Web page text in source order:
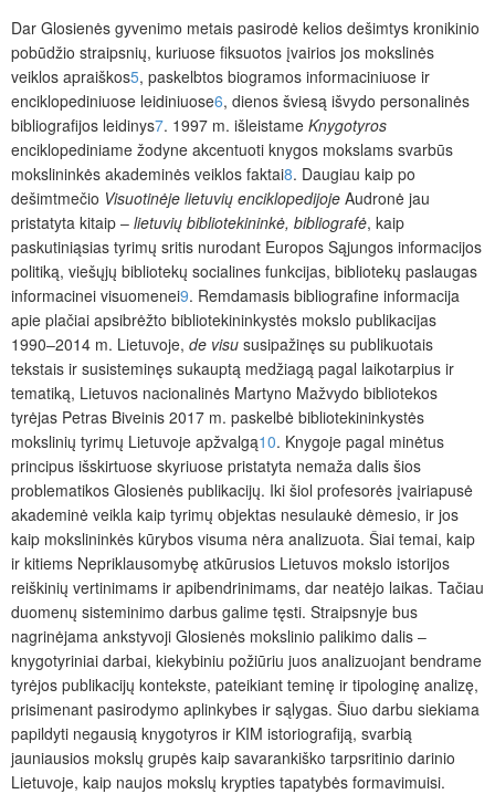
Dar Glosienės gyvenimo metais pasirodė kelios dešimtys kronikinio
pobūdžio straipsnių, kuriuose fiksuotos įvairios jos mokslinės
veiklos apraiškos5, paskelbtos biogramos informaciniuose ir
enciklopediniuose leidiniuose6, dienos šviesą išvydo personalinės
bibliografijos leidinys7. 1997 m. išleistame Knygotyros
enciklopediniame žodyne akcentuoti knygos mokslams svarbūs
mokslininkės akademinės veiklos faktai8. Daugiau kaip po
dešimtmečio Visuotinėje lietuvių enciklopedijoje Audronė jau
pristatyta kitaip ‒ lietuvių bibliotekininkė, bibliografė, kaip
paskutiniąsias tyrimų sritis nurodant Europos Sąjungos informacijos
politiką, viešųjų bibliotekų socialines funkcijas, bibliotekų paslaugas
informacinei visuomenei9. Remdamasis bibliografine informacija
apie plačiai apsibrėžto bibliotekininkystės mokslo publikacijas
1990‒2014 m. Lietuvoje, de visu susipažinęs su publikuotais
tekstais ir susisteminęs sukauptą medžiagą pagal laikotarpius ir
tematiką, Lietuvos nacionalinės Martyno Mažvydo bibliotekos
tyrėjas Petras Biveinis 2017 m. paskelbė bibliotekininkystės
mokslinių tyrimų Lietuvoje apžvalgą10. Knygoje pagal minėtus
principus išskirtuose skyriuose pristatyta nemaža dalis šios
problematikos Glosienės publikacijų. Iki šiol profesorės įvairiapusė
akademinė veikla kaip tyrimų objektas nesulaukė dėmesio, ir jos
kaip mokslininkės kūrybos visuma nėra analizuota. Šiai temai, kaip
ir kitiems Nepriklausomybę atkūrusios Lietuvos mokslo istorijos
reiškinių vertinimams ir apibendrinimams, dar neatėjo laikas. Tačiau
duomenų sisteminimo darbus galime tęsti. Straipsnyje bus
nagrinėjama ankstyvoji Glosienės mokslinio palikimo dalis ‒
knygotyriniai darbai, kiekybiniu požiūriu juos analizuojant bendrame
tyrėjos publikacijų kontekste, pateikiant teminę ir tipologinę analizę,
prisimenant pasirodymo aplinkybes ir sąlygas. Šiuo darbu siekiama
papildyti negausią knygotyros ir KIM istoriografiją, svarbią
jauniausios mokslų grupės kaip savarankiško tarpsritinio darinio
Lietuvoje, kaip naujos mokslų krypties tapatybės formavimuisi.